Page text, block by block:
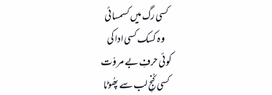
کسی رگ میں کسمسائی
وہ کسک کسی ادا کی
کوئی حرفِ بے مروّت
کسی کُنجِِ لب سے پھُوٹا